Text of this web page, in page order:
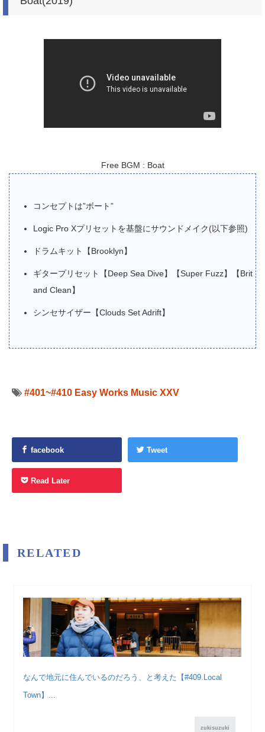
Free BGM : Boat
コンセプトは”ボート”
Logic Pro Xプリセットを基盤にサウンドメイク(以下参照)
ドラムキット【Brooklyn】
ギタープリセット【Deep Sea Dive】【Super Fuzz】【Brit
and Clean】
シンセサイザー【Clouds Set Adrift】
#401~#410 Easy Works Music XXV
facebook Tweet
Read Later
RELATED
なんで地元に住んでいるのだろう、と考えた【#409.Local
Town】...
zukisuzuki